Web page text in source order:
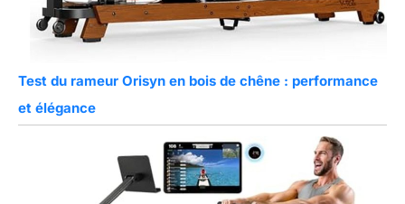
Test du rameur Orisyn en bois de chêne : performance
et élégance